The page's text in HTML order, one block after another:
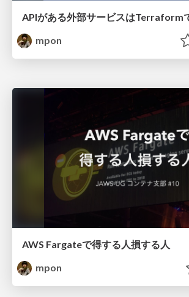
mpon
AWS Fargateで得する人損する人
mpon